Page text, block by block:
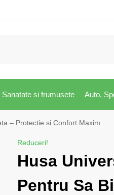
Sanatate si frumusete Auto,
– Protectie si Confort Maxim
Reduceri!
Husa
Pentru Sa